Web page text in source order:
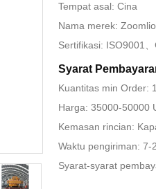
Tempat asal: Cina
Nama merek:
Sertifikasi: ISO9001
Syarat
Kuantitas min Order:
Harga: 35000-50000
Kemasan rincian:
Waktu pengiriman: 7-
Syarat-syarat